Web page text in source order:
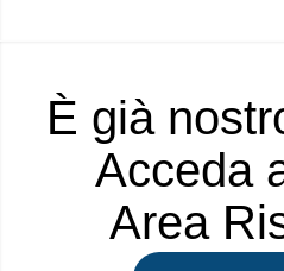
È già
Acceda
Area